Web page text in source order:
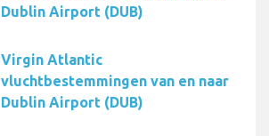
Dublin Airport (DUB)
Virgin Atlantic
vluchtbestemmingen van en naar
Dublin Airport (DUB)